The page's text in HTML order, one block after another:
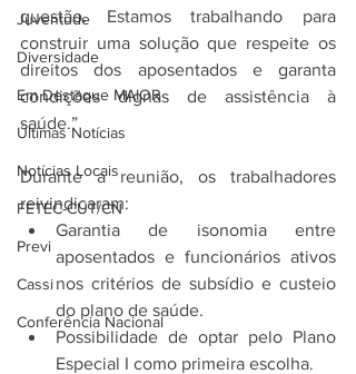
Juventude
Diversidade
Em Destaque MAIOR
Últimas Notícias
Notícias Locais
FETEC-CUT/CN
Previ
Cassi
Conferência Nacional
questão. Estamos trabalhando para
construir uma solução que respeite os
direitos dos aposentados e garanta
condições dignas de assistência à
saúde.”
Durante a reunião, os trabalhadores
reivindicaram:
Garantia de isonomia entre
aposentados e funcionários ativos
nos critérios de subsídio e custeio
do plano de saúde.
Possibilidade de optar pelo Plano
Especial I como primeira escolha.